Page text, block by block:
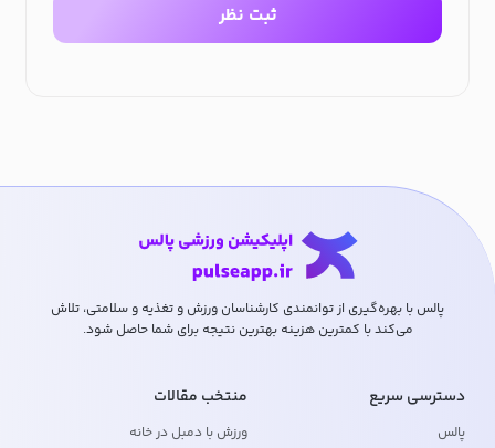
ثبت نظر
پالس با بهره‌گیری از توانمندی کارشناسان ورزش و تغذیه و سلامتی، تلاش
می‌کند با کمترین هزینه بهترین نتیجه برای شما حاصل شود.
دسترسی سریع
پالس
منتخب مقالات
ورزش با دمبل در خانه